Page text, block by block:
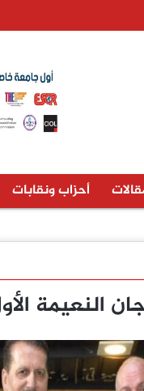
أحزاب ونقابات
النعيمة